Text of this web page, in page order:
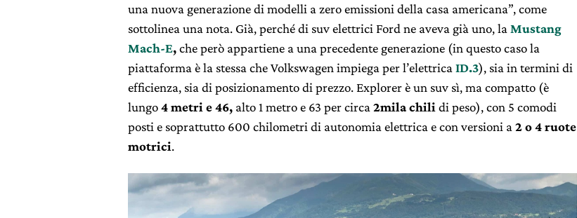
una nuova generazione di modelli a zero emissioni della casa americana”, come
sottolinea una nota. Già, perché di suv elettrici Ford ne aveva già uno, la Mustang
Mach-E,che però appartiene a una precedente generazione (in questo caso la
piattaforma è la stessa che Volkswagen impiega per l’elettrica ID.3), sia in termini di
efficienza, sia di posizionamento di prezzo. Explorer è un suv sì, ma compatto (è
lungo4 metri e 46, alto 1 metro e 63 per circa 2mila chili di peso), con 5 comodi
posti e soprattutto 600 chilometri di autonomia elettrica e con versioni a 2 o 4 ruote
motrici.